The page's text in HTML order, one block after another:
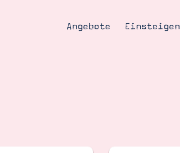
Angebote Einsteigen